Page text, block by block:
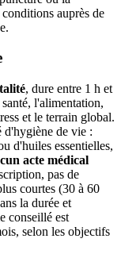
auprès de
, dure entre 1 h et
l'alimentation,
et le terrain global.
d'hygiène de vie :
d'huiles essentielles,
acte médical
pas de
courtes (30 à 60
la durée et
conseillé est
selon les objectifs